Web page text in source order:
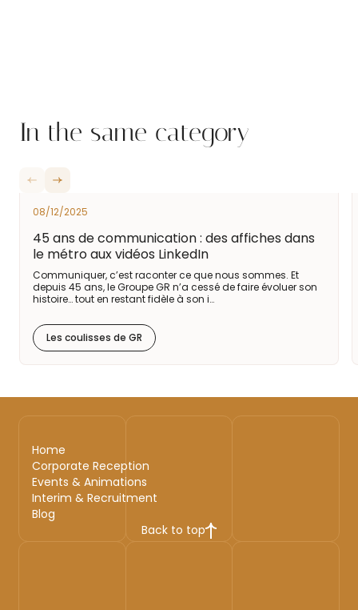
In the same category
08/12/2025
45 ans de communication : des affiches dans
le métro aux vidéos LinkedIn
Communiquer, c’est raconter ce que nous sommes. Et
depuis 45 ans, le Groupe GR n’a cessé de faire évoluer son
histoire… tout en restant fidèle à son i…
Les coulisses de GR
Home
Corporate Reception
Events & Animations
Interim & Recruitment
Blog
Back to top